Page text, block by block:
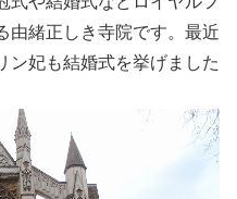
由緒正しき寺院です。最近
ン妃も結婚式を挙げました